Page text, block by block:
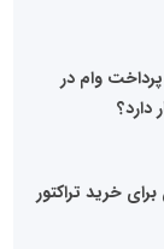
وام در
خرید تراکتور